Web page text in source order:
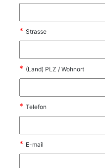
* Strasse
* (Land) PLZ / Wohnort
* Telefon
* E-mail